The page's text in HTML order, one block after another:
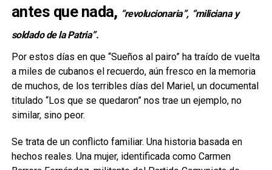
antes que nada, “revolucionaria”, “miliciana y
soldado de la Patria”.
Por estos días en que “Sueños al pairo” ha traído de vuelta
a miles de cubanos el recuerdo, aún fresco en la memoria
de muchos, de los terribles días del Mariel, un documental
titulado “Los que se quedaron” nos trae un ejemplo, no
similar, sino peor.
Se trata de un conflicto familiar. Una historia basada en
hechos reales. Una mujer, identificada como Carmen